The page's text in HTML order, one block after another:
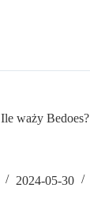
Ile waży Bedoes?
2024-05-30